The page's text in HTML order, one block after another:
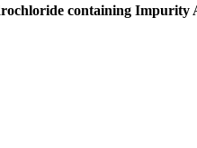
containing